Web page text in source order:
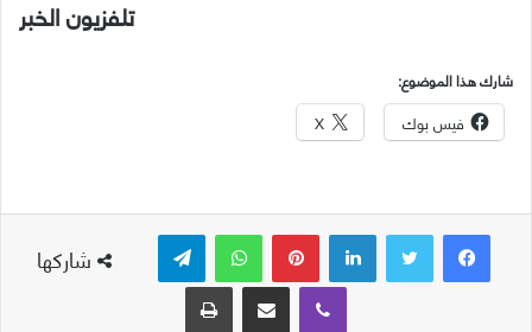
تلفزيون الخبر
شارك هذا الموضوع:
فيس بوك X
شاركها
لينكدإن بينتيريست واتساب
ڤايبر
مشاركة عبر البريد طباعة